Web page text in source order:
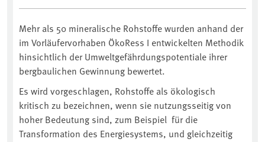
Mehr als 50 mineralische Rohstoffe wurden anhand der
im Vorläufervorhaben ÖkoRess I entwickelten Methodik
hinsichtlich der Umweltgefährdungspotentiale ihrer
bergbaulichen Gewinnung bewertet.
Es wird vorgeschlagen, Rohstoffe als ökologisch
kritisch zu bezeichnen, wenn sie nutzungsseitig von
hoher Bedeutung sind, zum Beispiel für die
Transformation des Energiesystems, und gleichzeitig